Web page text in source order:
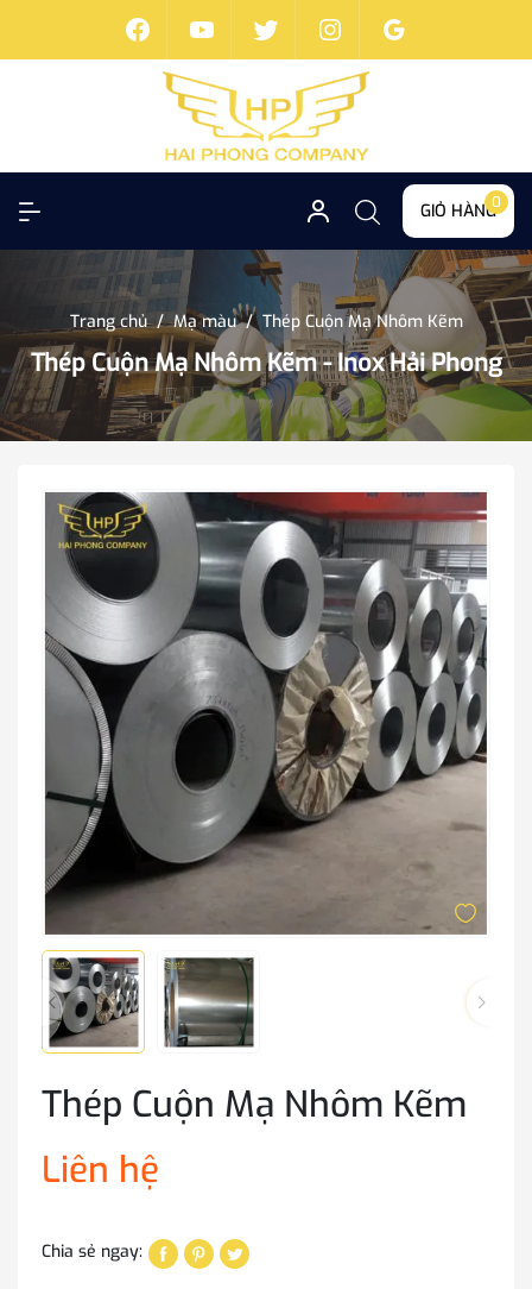
GIỎ HÀNG0
Trang chủ / Mạ màu / Thép Cuộn Mạ Nhôm Kẽm
Thép Cuộn Mạ Nhôm Kẽm - Inox Hải Phong
Thép Cuộn Mạ Nhôm Kẽm
Liên hệ
Chia sẻ ngay: